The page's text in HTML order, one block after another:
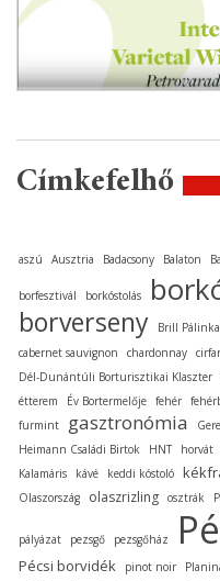
Címkefelhő
aszú Ausztria Badacsony Balaton
borfesztivál borkóstolás
borverseny Brill
cabernet sauvignon chardonnay
Dél-Dunántúli Borturisztikai Klaszter
étterem
Év Bortermelője fehér
furmint
gasztronómia
Heimann Családi Birtok
HNT horvát
Kalamáris kávé keddi kóstoló
Olaszország
olaszrizling osztrák
pályázat pezsgő pezsgőház
Pécsi borvidék pinot noir